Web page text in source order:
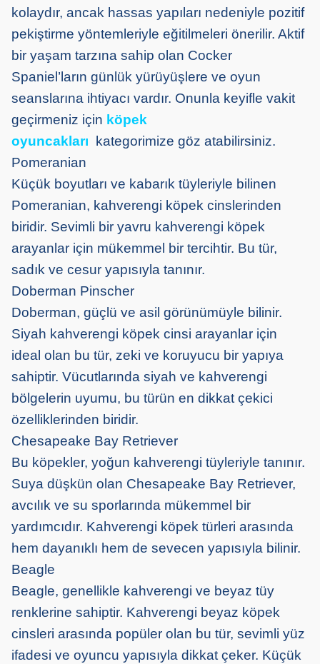
kolaydır, ancak hassas yapıları nedeniyle pozitif
pekiştirme yöntemleriyle eğitilmeleri önerilir. Aktif
bir yaşam tarzına sahip olan Cocker
Spaniel’ların günlük yürüyüşlere ve oyun
seanslarına ihtiyacı vardır. Onunla keyifle vakit
geçirmeniz için köpek
oyuncakları
kategorimize göz atabilirsiniz.
Pomeranian
Küçük boyutları ve kabarık tüyleriyle bilinen
Pomeranian, kahverengi köpek cinslerinden
biridir. Sevimli bir yavru kahverengi köpek
arayanlar için mükemmel bir tercihtir. Bu tür,
sadık ve cesur yapısıyla tanınır.
Doberman Pinscher
Doberman, güçlü ve asil görünümüyle bilinir.
Siyah kahverengi köpek cinsi arayanlar için
ideal olan bu tür, zeki ve koruyucu bir yapıya
sahiptir. Vücutlarında siyah ve kahverengi
bölgelerin uyumu, bu türün en dikkat çekici
özelliklerinden biridir.
Chesapeake Bay Retriever
Bu köpekler, yoğun kahverengi tüyleriyle tanınır.
Suya düşkün olan Chesapeake Bay Retriever,
avcılık ve su sporlarında mükemmel bir
yardımcıdır. Kahverengi köpek türleri arasında
hem dayanıklı hem de sevecen yapısıyla bilinir.
Beagle
Beagle, genellikle kahverengi ve beyaz tüy
renklerine sahiptir. Kahverengi beyaz köpek
cinsleri arasında popüler olan bu tür, sevimli yüz
ifadesi ve oyuncu yapısıyla dikkat çeker. Küçük